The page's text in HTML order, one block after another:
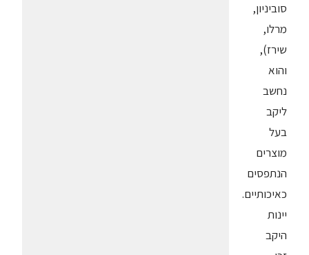
סוביניון,
מרלו,
שירז),
והוא
נחשב
ליקב
בעל
מוצרים
הנתפסים
כאיכותיים.
יינות
היקב